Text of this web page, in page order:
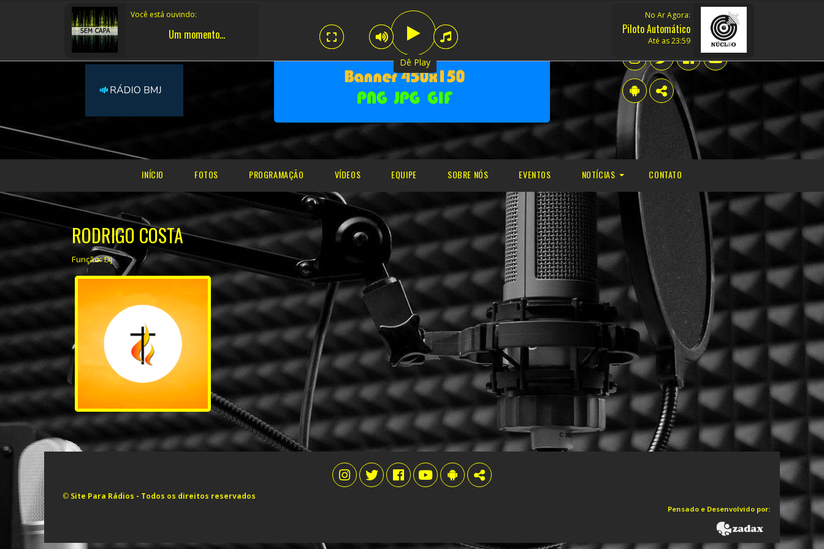
Você está ouvindo:
Um momento...
No Ar Agora:
Piloto Automático
Até as 23:59
Dê Play
INÍCIO FOTOS PROGRAMAÇÃO VÍDEOS EQUIPE SOBRE NÓS EVENTOS NOTÍCIAS
POLÍTICA
MÚSICA
ESPORTE
TELEVISÃO
CONTATO
RODRIGO COSTA
Função: Dj
© Site Para Rádios - Todos os direitos reservados
Pensado e Desenvolvido por: